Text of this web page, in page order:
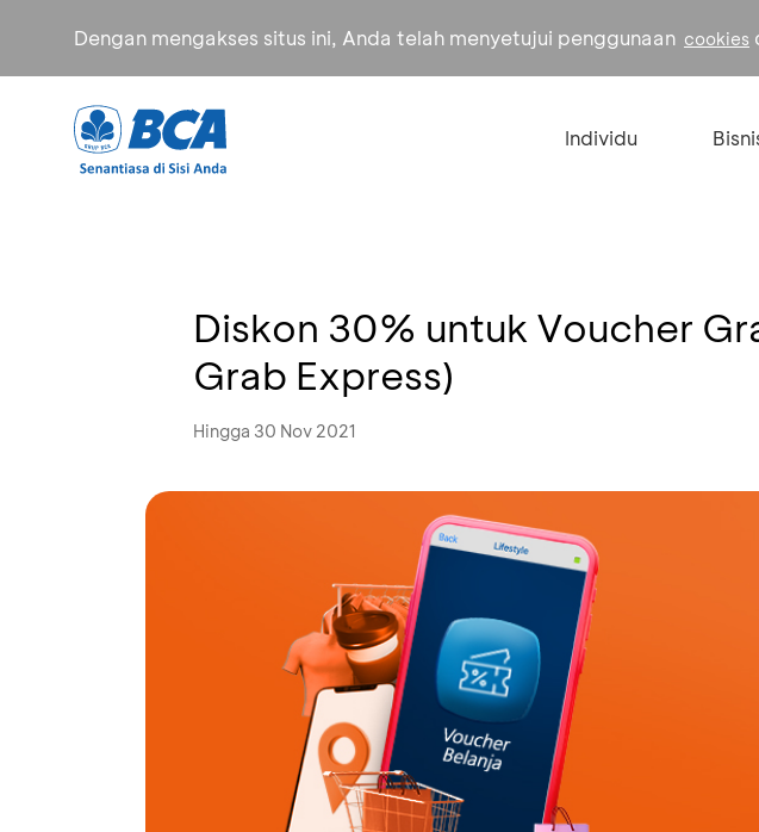
Dengan mengakses situs ini, Anda telah menyetujui penggunaan cookies
Individu
Diskon 30% untuk Voucher
Grab Express)
Hingga 30 Nov 2021